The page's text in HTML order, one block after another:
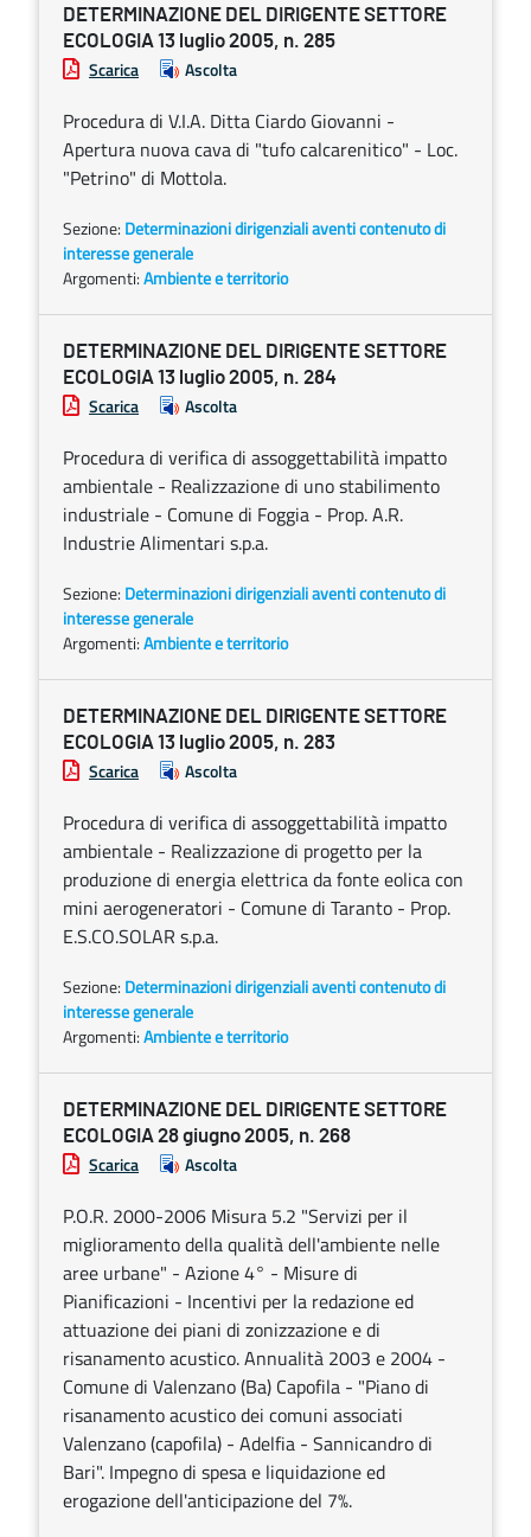
DETERMINAZIONE DEL DIRIGENTE SETTORE
ECOLOGIA 13 luglio 2005, n. 285
Scarica Ascolta
Procedura di V.I.A. Ditta Ciardo Giovanni -
Apertura nuova cava di "tufo calcarenitico" - Loc.
"Petrino" di Mottola.
Sezione: Determinazioni dirigenziali aventi contenuto di
interesse generale
Argomenti:Ambiente e territorio
DETERMINAZIONE DEL DIRIGENTE SETTORE
ECOLOGIA 13 luglio 2005, n. 284
Scarica Ascolta
Procedura di verifica di assoggettabilità impatto
ambientale - Realizzazione di uno stabilimento
industriale - Comune di Foggia - Prop. A.R.
Industrie Alimentari s.p.a.
Sezione: Determinazioni dirigenziali aventi contenuto di
interesse generale
Argomenti:Ambiente e territorio
DETERMINAZIONE DEL DIRIGENTE SETTORE
ECOLOGIA 13 luglio 2005, n. 283
Scarica Ascolta
Procedura di verifica di assoggettabilità impatto
ambientale - Realizzazione di progetto per la
produzione di energia elettrica da fonte eolica con
mini aerogeneratori - Comune di Taranto - Prop.
E.S.CO.SOLAR s.p.a.
Sezione: Determinazioni dirigenziali aventi contenuto di
interesse generale
Argomenti:Ambiente e territorio
DETERMINAZIONE DEL DIRIGENTE SETTORE
ECOLOGIA 28 giugno 2005, n. 268
Scarica Ascolta
P.O.R. 2000-2006 Misura 5.2 "Servizi per il
miglioramento della qualità dell'ambiente nelle
aree urbane" - Azione 4° - Misure di
Pianificazioni - Incentivi per la redazione ed
attuazione dei piani di zonizzazione e di
risanamento acustico. Annualità 2003 e 2004 -
Comune di Valenzano (Ba) Capofila - "Piano di
risanamento acustico dei comuni associati
Valenzano (capofila) - Adelfia - Sannicandro di
Bari". Impegno di spesa e liquidazione ed
erogazione dell'anticipazione del 7%.